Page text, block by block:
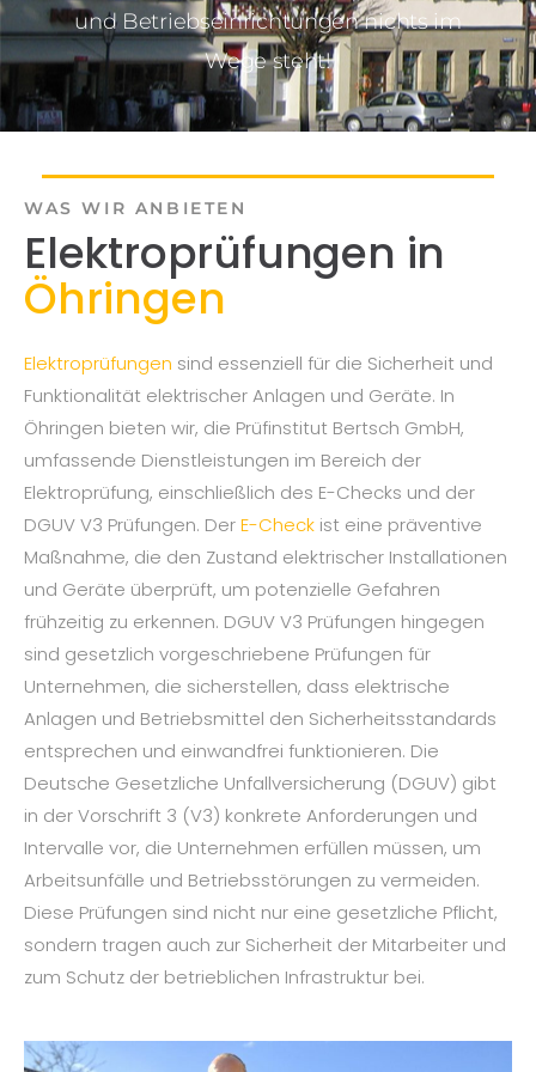
und Betriebseinrichtungen nichts im
Wege steht!
WAS WIR ANBIETEN
Elektroprüfungen in
Öhringen
Elektroprüfungen sind essenziell für die Sicherheit und
Funktionalität elektrischer Anlagen und Geräte. In
Öhringen bieten wir, die Prüfinstitut Bertsch GmbH,
umfassende Dienstleistungen im Bereich der
Elektroprüfung, einschließlich des E-Checks und der
DGUV V3 Prüfungen. DerE-Check ist eine präventive
Maßnahme, die den Zustand elektrischer Installationen
und Geräte überprüft, um potenzielle Gefahren
frühzeitig zu erkennen. DGUV V3 Prüfungen hingegen
sind gesetzlich vorgeschriebene Prüfungen für
Unternehmen, die sicherstellen, dass elektrische
Anlagen und Betriebsmittel den Sicherheitsstandards
entsprechen und einwandfrei funktionieren. Die
Deutsche Gesetzliche Unfallversicherung (DGUV) gibt
in der Vorschrift 3 (V3) konkrete Anforderungen und
Intervalle vor, die Unternehmen erfüllen müssen, um
Arbeitsunfälle und Betriebsstörungen zu vermeiden.
Diese Prüfungen sind nicht nur eine gesetzliche Pflicht,
sondern tragen auch zur Sicherheit der Mitarbeiter und
zum Schutz der betrieblichen Infrastruktur bei.